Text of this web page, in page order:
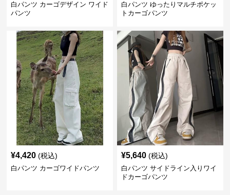
白パンツ カーゴデザイン ワイド
パンツ
白パンツ ゆったりマルチポケッ
トカーゴパンツ
¥4,420 (税込)
白パンツ カーゴワイドパンツ
¥5,640 (税込)
白パンツ サイドライン入りワイ
ドカーゴパンツ